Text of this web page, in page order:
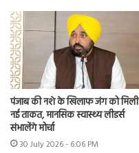
पंजाब की नशे के खिलाफ जंग को मिली
नई ताकत, मानसिक स्वास्थ्य लीडर्स
संभालेंगे मोर्चा
30 July 2026 - 6:06 PM